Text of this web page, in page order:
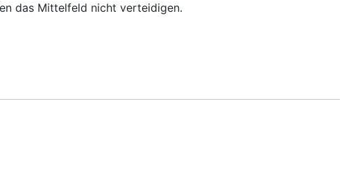
das Mittelfeld nicht verteidigen.